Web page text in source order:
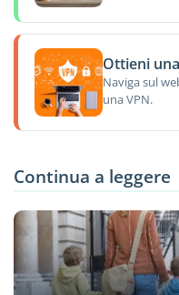
Ottieni
Naviga sul
una VPN.
Continua a leggere